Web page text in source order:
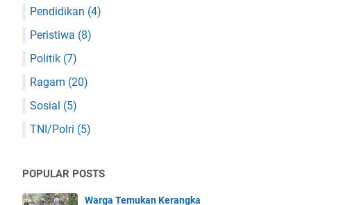
Pendidikan (4)
Peristiwa (8)
Politik (7)
Ragam (20)
Sosial (5)
TNI/Polri (5)
POPULAR POSTS
Warga Temukan Kerangka